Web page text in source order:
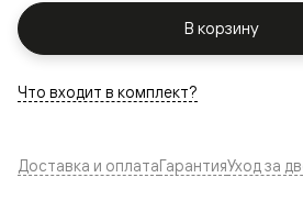
В корзину
Что входит в комплект?
Доставка и оплатаГарантияУход за